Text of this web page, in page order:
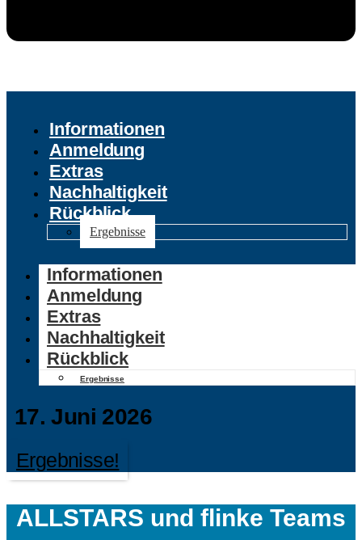
Informationen
Anmeldung
Extras
Nachhaltigkeit
Rückblick
Ergebnisse
Informationen
Anmeldung
Extras
Nachhaltigkeit
Rückblick
Ergebnisse
17. Juni 2026
Ergebnisse!
ALLSTARS und flinke Teams